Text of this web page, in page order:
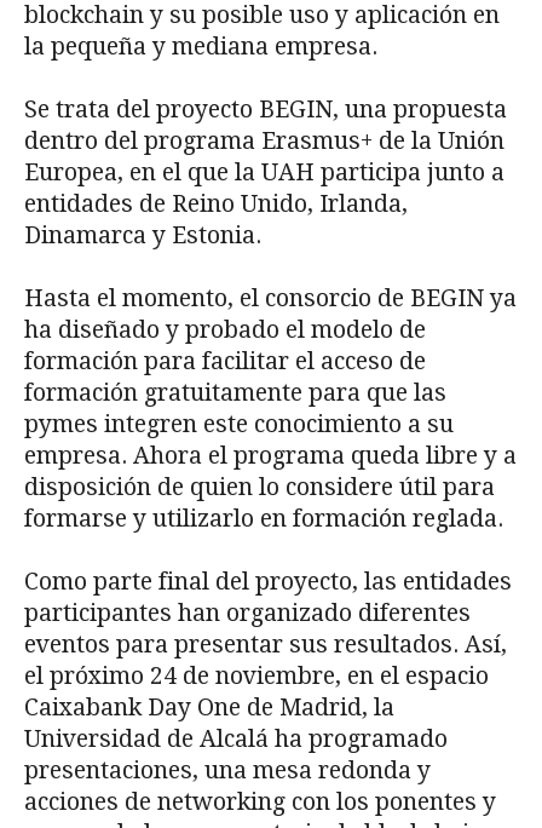
blockchain y su posible uso y aplicación en
la pequeña y mediana empresa.
Se trata del proyecto BEGIN, una propuesta
dentro del programa Erasmus+ de la Unión
Europea, en el que la UAH participa junto a
entidades de Reino Unido, Irlanda,
Dinamarca y Estonia.
Hasta el momento, el consorcio de BEGIN ya
ha diseñado y probado el modelo de
formación para facilitar el acceso de
formación gratuitamente para que las
pymes integren este conocimiento a su
empresa. Ahora el programa queda libre y a
disposición de quien lo considere útil para
formarse y utilizarlo en formación reglada.
Como parte final del proyecto, las entidades
participantes han organizado diferentes
eventos para presentar sus resultados. Así,
el próximo 24 de noviembre, en el espacio
Caixabank Day One de Madrid, la
Universidad de Alcalá ha programado
presentaciones, una mesa redonda y
acciones de networking con los ponentes y